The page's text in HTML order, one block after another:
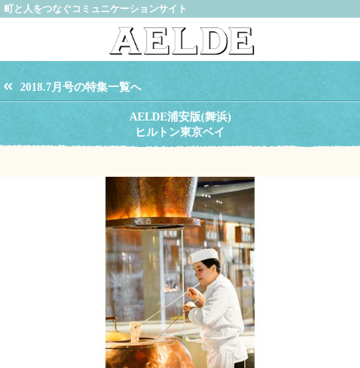
町と人をつなぐコミュニケーションサイト
2018.7月号の特集一覧へ
AELDE浦安版(舞浜)
ヒルトン東京ベイ